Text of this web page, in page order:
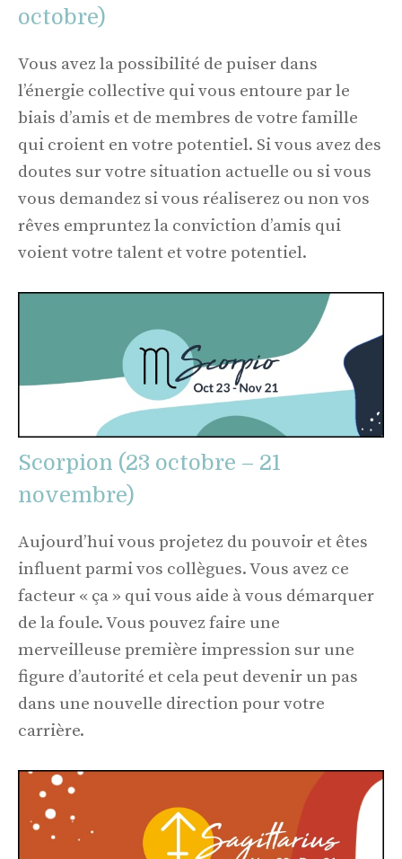
octobre)
Vous avez la possibilité de puiser dans
l’énergie collective qui vous entoure par le
biais d’amis et de membres de votre famille
qui croient en votre potentiel. Si vous avez des
doutes sur votre situation actuelle ou si vous
vous demandez si vous réaliserez ou non vos
rêves empruntez la conviction d’amis qui
voient votre talent et votre potentiel.
Scorpion (23 octobre – 21
novembre)
Aujourd’hui vous projetez du pouvoir et êtes
influent parmi vos collègues. Vous avez ce
facteur « ça » qui vous aide à vous démarquer
de la foule. Vous pouvez faire une
merveilleuse première impression sur une
figure d’autorité et cela peut devenir un pas
dans une nouvelle direction pour votre
carrière.